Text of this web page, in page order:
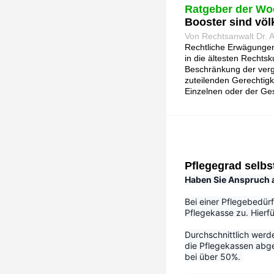
Ratgeber der
Booster sind
Von Rechtsanwalt Dr.
Rechtliche
in die ältesten
Beschränkung der
zuteilenden
Einzelnen oder der
Pflegegrad
Haben Sie
Bei einer
Pflegekasse zu.
Durchschnittlich
die Pflegekassen
bei über 50%.